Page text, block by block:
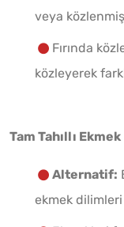
veya
Fırında
közleyerek
Tam Tahıllı Ekmek
Alternatif:
ekmek